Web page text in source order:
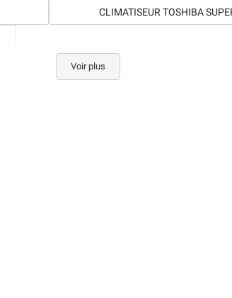
CLIMATISEUR TOSHIBA
Voir plus